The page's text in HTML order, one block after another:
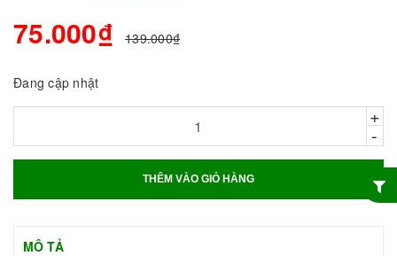
75.000₫ 139.000₫
Đang cập nhật
+
-
THÊM VÀO GIỎ HÀNG
MÔ TẢ